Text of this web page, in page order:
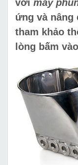
với máy
ứng và nâng
tham khảo
lòng bấm